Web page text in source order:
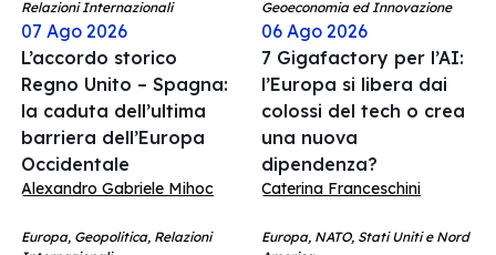
Relazioni Internazionali
07 Ago 2026
L’accordo storico
Regno Unito – Spagna:
la caduta dell’ultima
barriera dell’Europa
Occidentale
Alexandro Gabriele Mihoc
Geoeconomia ed Innovazione
06 Ago 2026
7 Gigafactory per l’AI:
l’Europa si libera dai
colossi del tech o crea
una nuova
dipendenza?
Caterina Franceschini
Europa, Geopolitica, Relazioni
Europa, NATO, Stati Uniti e Nord